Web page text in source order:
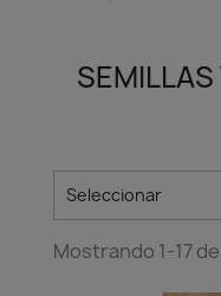
Seleccionar
Mostrando 1-17